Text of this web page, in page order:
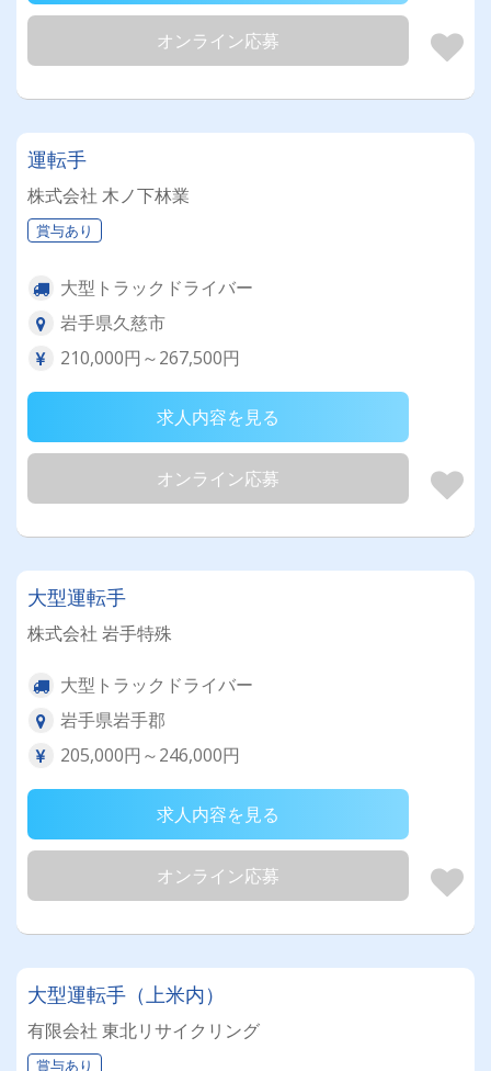
オンライン応募
運転手
株式会社 木ノ下林業
賞与あり
大型トラックドライバー
岩手県久慈市
210,000円～267,500円
求人内容を見る
オンライン応募
大型運転手
株式会社 岩手特殊
大型トラックドライバー
岩手県岩手郡
205,000円～246,000円
求人内容を見る
オンライン応募
大型運転手（上米内）
有限会社 東北リサイクリング
賞与あり